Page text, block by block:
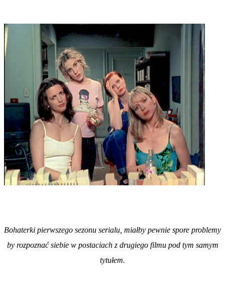
Bohaterki pierwszego sezonu serialu, miałby pewnie spore problemy
by rozpoznać siebie w postaciach z drugiego filmu pod tym samym
tytułem.